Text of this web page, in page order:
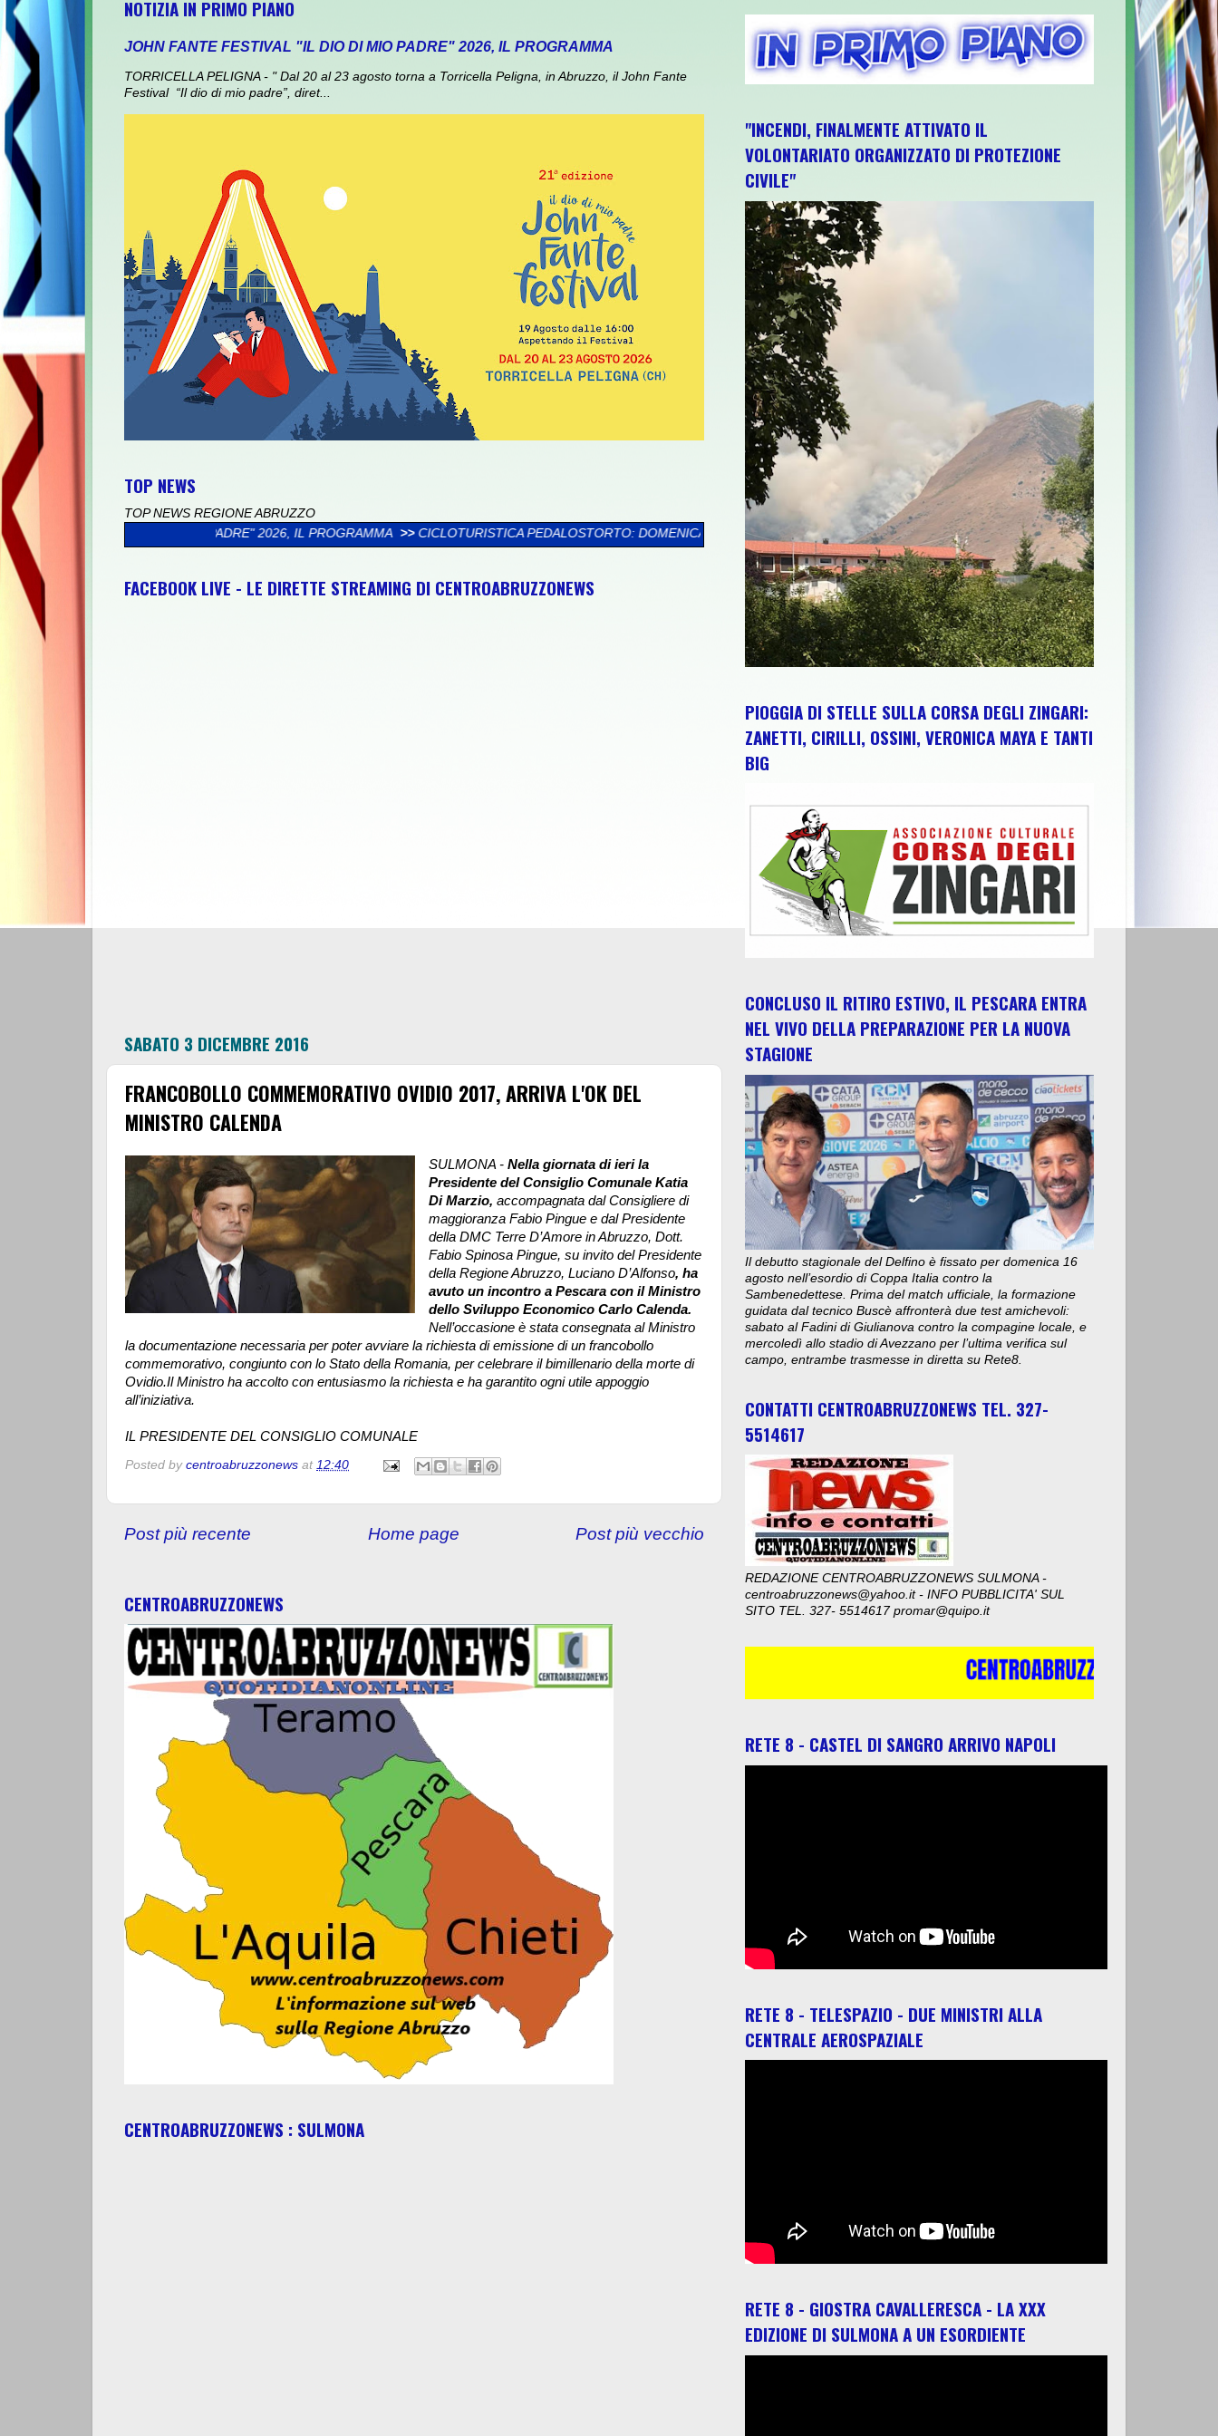
NOTIZIA IN PRIMO PIANO
JOHN FANTE FESTIVAL "IL DIO DI MIO PADRE" 2026, IL PROGRAMMA
TORRICELLA PELIGNA - " Dal 20 al 23 agosto torna a Torricella Peligna, in Abruzzo, il John Fante
Festival “Il dio di mio padre”, diret...
TOP NEWS
TOP NEWS REGIONE ABRUZZO
DI MIO PADRE" 2026, IL PROGRAMMA >> CICLOTURISTICA PEDALOSTORTO: DOMENICA 9 AGOSTO TORTORETO LIDO ACCOGLIE LA SESTA EDIZIONE TRA PEDALATE E SAPORI DEL TERRITORIO
FACEBOOK LIVE - LE DIRETTE STREAMING DI CENTROABRUZZONEWS
SABATO 3 DICEMBRE 2016
FRANCOBOLLO COMMEMORATIVO OVIDIO 2017, ARRIVA L'OK DEL
MINISTRO CALENDA
SULMONA -Nella giornata di ieri la
Presidente del Consiglio Comunale Katia
Di Marzio, accompagnata dal Consigliere di
maggioranza Fabio Pingue e dal Presidente
della DMC Terre D’Amore in Abruzzo, Dott.
Fabio Spinosa Pingue, su invito del Presidente
della Regione Abruzzo, Luciano D’Alfonso, ha
avuto un incontro a Pescara con il Ministro
dello Sviluppo Economico Carlo Calenda.
Nell’occasione è stata consegnata al Ministro
la documentazione necessaria per poter avviare la richiesta di emissione di un francobollo
commemorativo, congiunto con lo Stato della Romania, per celebrare il bimillenario della morte di
Ovidio.Il Ministro ha accolto con entusiasmo la richiesta e ha garantito ogni utile appoggio
all’iniziativa.
IL PRESIDENTE DEL CONSIGLIO COMUNALE
Posted by centroabruzzonews at 12:40
Post più recente Post più vecchio
Home page
CENTROABRUZZONEWS
CENTROABRUZZONEWS : SULMONA
"INCENDI, FINALMENTE ATTIVATO IL
VOLONTARIATO ORGANIZZATO DI PROTEZIONE
CIVILE"
PIOGGIA DI STELLE SULLA CORSA DEGLI ZINGARI:
ZANETTI, CIRILLI, OSSINI, VERONICA MAYA E TANTI
BIG
CONCLUSO IL RITIRO ESTIVO, IL PESCARA ENTRA
NEL VIVO DELLA PREPARAZIONE PER LA NUOVA
STAGIONE
Il debutto stagionale del Delfino è fissato per domenica 16
agosto nell’esordio di Coppa Italia contro la
Sambenedettese. Prima del match ufficiale, la formazione
guidata dal tecnico Buscè affronterà due test amichevoli:
sabato al Fadini di Giulianova contro la compagine locale, e
mercoledì allo stadio di Avezzano per l’ultima verifica sul
campo, entrambe trasmesse in diretta su Rete8.
CONTATTI CENTROABRUZZONEWS TEL. 327-
5514617
REDAZIONE CENTROABRUZZONEWS SULMONA -
centroabruzzonews@yahoo.it - INFO PUBBLICITA' SUL
SITO TEL. 327- 5514617 promar@quipo.it
RETE 8 - CASTEL DI SANGRO ARRIVO NAPOLI
RETE 8 - TELESPAZIO - DUE MINISTRI ALLA
CENTRALE AEROSPAZIALE
RETE 8 - GIOSTRA CAVALLERESCA - LA XXX
EDIZIONE DI SULMONA A UN ESORDIENTE